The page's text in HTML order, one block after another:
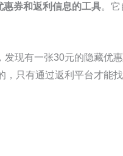
券和返利信息的工具。
现有一张30元的隐藏优
只有通过返利平台才能找